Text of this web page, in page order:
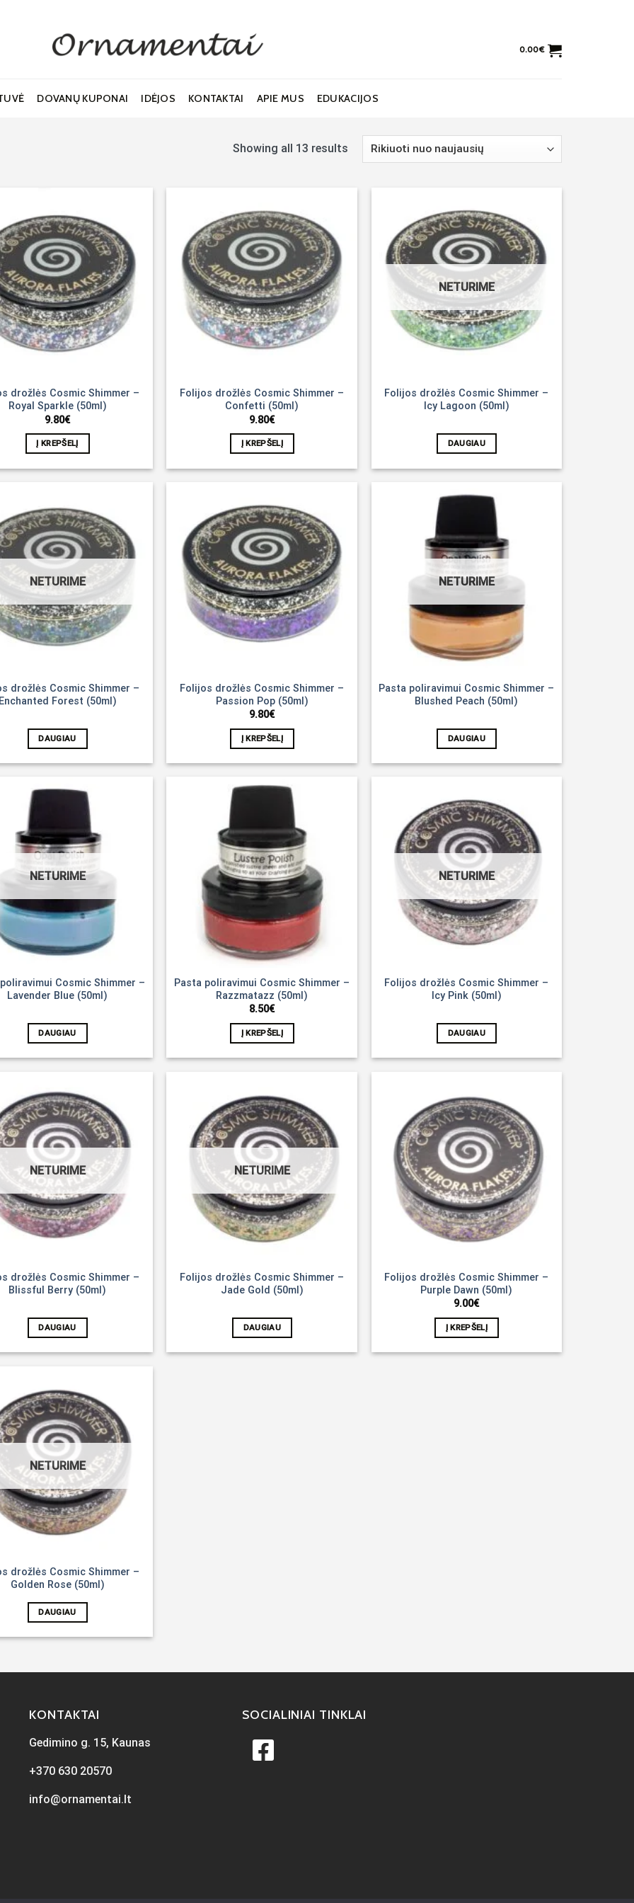
0.00€
DOVANŲ KUPONAI IDĖJOS KONTAKTAI APIE MUS EDUKACIJOS
Showing all 13 results
Noriu!
drožlės Cosmic Shimmer –
Royal Sparkle (50ml)
9.80€
Į KREPŠELĮ
Noriu!
Folijos drožlės Cosmic Shimmer –
Confetti (50ml)
9.80€
Į KREPŠELĮ
Noriu!
NETURIME
Folijos drožlės Cosmic Shimmer –
Icy Lagoon (50ml)
DAUGIAU
Noriu!
NETURIME
drožlės Cosmic Shimmer –
Forest (50ml)
DAUGIAU
Noriu!
Folijos drožlės Cosmic Shimmer –
Passion Pop (50ml)
9.80€
Į KREPŠELĮ
NETURIME
Pasta poliravimui Cosmic Shimmer –
Blushed Peach (50ml)
DAUGIAU
NETURIME
Cosmic Shimmer –
Lavender Blue (50ml)
DAUGIAU
Pasta poliravimui Cosmic Shimmer –
Razzmatazz (50ml)
8.50€
Į KREPŠELĮ
Noriu!
NETURIME
Folijos drožlės Cosmic Shimmer –
Icy Pink (50ml)
DAUGIAU
Noriu!
NETURIME
drožlės Cosmic Shimmer –
Blissful Berry (50ml)
DAUGIAU
Noriu!
NETURIME
Folijos drožlės Cosmic Shimmer –
Jade Gold (50ml)
DAUGIAU
Noriu!
Folijos drožlės Cosmic Shimmer –
Purple Dawn (50ml)
9.00€
Į KREPŠELĮ
Noriu!
NETURIME
drožlės Cosmic Shimmer –
Golden Rose (50ml)
DAUGIAU
KONTAKTAI
Gedimino g. 15, Kaunas
+370 630 20570
info@ornamentai.lt
SOCIALINIAI TINKLAI